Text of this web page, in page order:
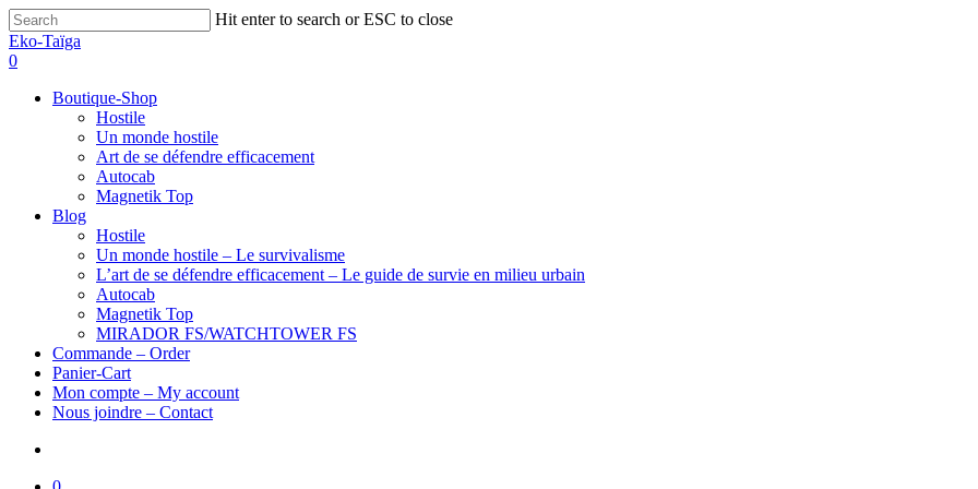
Hit enter to search or ESC to close
Eko-Taïga
0
Boutique-Shop
Hostile
Un monde hostile
Art de se défendre efficacement
Autocab
Magnetik Top
Blog
Hostile
Un monde hostile – Le survivalisme
L’art de se défendre efficacement – Le guide de survie en milieu urbain
Autocab
Magnetik Top
MIRADOR FS/WATCHTOWER FS
Commande – Order
Panier-Cart
Mon compte – My account
Nous joindre – Contact